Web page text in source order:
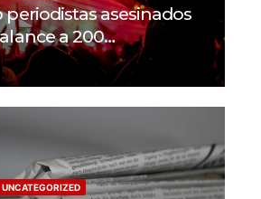
periodistas asesinados
a 200
de la prensa muertos
UNCATEGORIZED